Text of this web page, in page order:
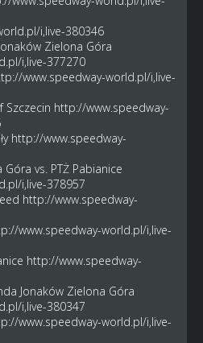
i,live-380346
Zielona Góra
i,live-377270
www.speedway-world.pl/i,live-
Szczecin http://www.speedway-
http://www.speedway-
vs. PTŻ Pabianice
i,live-378957
http://www.speedway-
www.speedway-world.pl/i,live-
http://www.speedway-
Jonaków Zielona Góra
i,live-380347
www.speedway-world.pl/i,live-